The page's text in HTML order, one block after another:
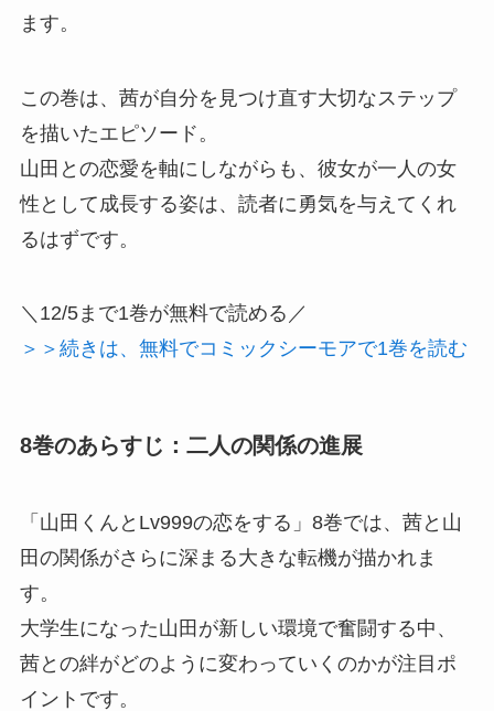
ます。
この巻は、茜が自分を見つけ直す大切なステップ
を描いたエピソード。
山田との恋愛を軸にしながらも、彼女が一人の女
性として成長する姿は、読者に勇気を与えてくれ
るはずです。
＼12/5まで1巻が無料で読める／
＞＞続きは、無料でコミックシーモアで1巻を読む
8巻のあらすじ：二人の関係の進展
「山田くんとLv999の恋をする」8巻では、茜と山
田の関係がさらに深まる大きな転機が描かれま
す。
大学生になった山田が新しい環境で奮闘する中、
茜との絆がどのように変わっていくのかが注目ポ
イントです。